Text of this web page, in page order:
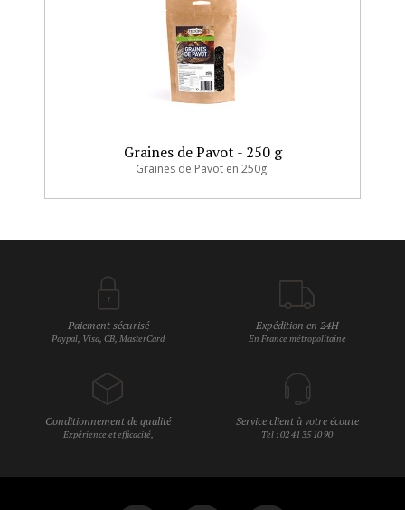
Graines de Pavot - 250 g
Graines de Pavot en 250g.
Paiement sécurisé
Paypal, Visa, CB, MasterCard
Expédition en 24H
En France métropolitaine
Conditionnement de qualité
Expérience et efficacité,
Service client à votre écoute
Tel : 02 41 35 10 90